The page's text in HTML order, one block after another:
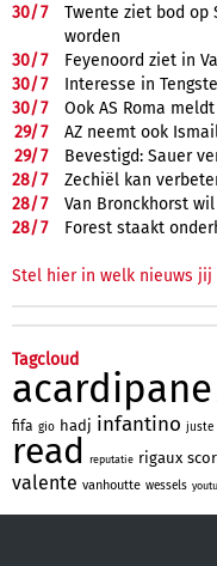
30/7
Twente ziet bod op
worden
30/7
Feyenoord ziet in
30/7
Interesse in
30/7
Ook AS Roma
29/7
AZ neemt ook
29/7
Bevestigd: Sauer
28/7
Zechiël kan
28/7
Van Bronckhorst
28/7 Forest staakt
Stel hier in welk nieuws
Tagcloud
acardipane
fifa gio hadj infantino juste
read reputatie rigaux
valente vanhoutte wessels youtu